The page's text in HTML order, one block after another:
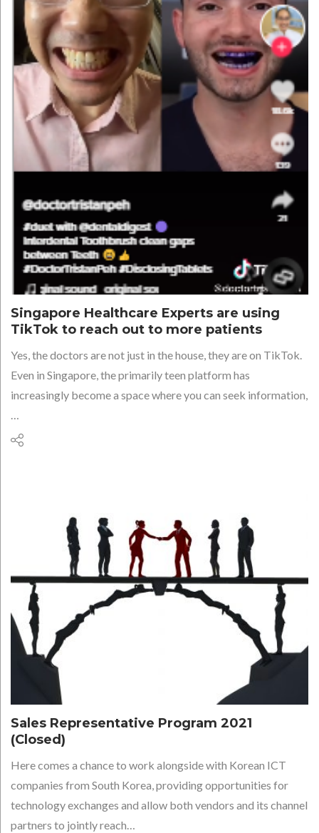
Singapore Healthcare Experts are using
TikTok to reach out to more patients
Yes, the doctors are not just in the house, they are on TikTok.
Even in Singapore, the primarily teen platform has
increasingly become a space where you can seek information,
…
Sales Representative Program 2021
(Closed)
Here comes a chance to work alongside with Korean ICT
companies from South Korea, providing opportunities for
technology exchanges and allow both vendors and its channel
partners to jointly reach…